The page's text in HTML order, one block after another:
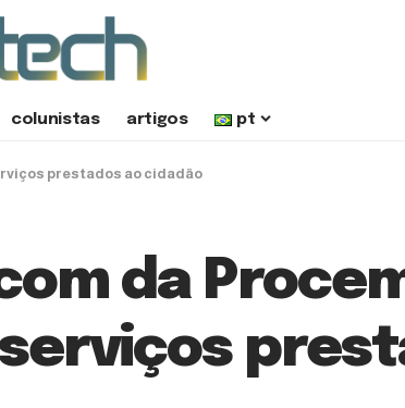
colunistas artigos pt
prestados ao cidadão
da